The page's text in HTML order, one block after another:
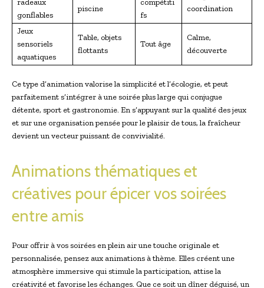
radeaux
gonflables
piscine
compétiti
fs
coordination
Jeux
sensoriels
aquatiques
Table, objets
flottants
Tout âge
Calme,
découverte
Ce type d’animation valorise la simplicité et l’écologie, et peut
parfaitement s’intégrer à une soirée plus large qui conjugue
détente, sport et gastronomie. En s’appuyant sur la qualité des jeux
et sur une organisation pensée pour le plaisir de tous, la fraîcheur
devient un vecteur puissant de convivialité.
Animations thématiques et
créatives pour épicer vos soirées
entre amis
Pour offrir à vos soirées en plein air une touche originale et
personnalisée, pensez aux animations à thème. Elles créent une
atmosphère immersive qui stimule la participation, attise la
créativité et favorise les échanges. Que ce soit un dîner déguisé, un